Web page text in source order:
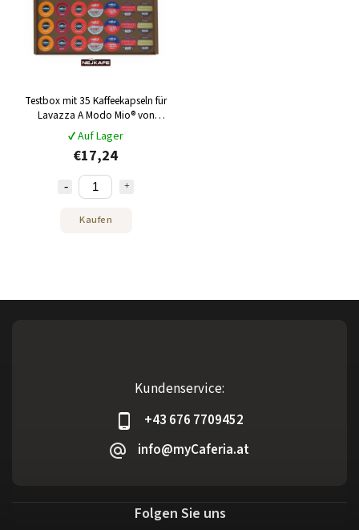
Testbox mit 35 Kaffeekapseln für
Lavazza A Modo Mio® von
NEJKAFE
✔ Auf Lager
€17,24
Kaufen
Kundenservice:
+43 676 7709452
info@myCaferia.at
Folgen Sie uns